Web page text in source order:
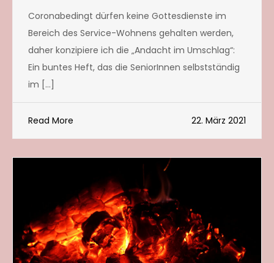
Coronabedingt dürfen keine Gottesdienste im
Bereich des Service-Wohnens gehalten werden,
daher konzipiere ich die „Andacht im Umschlag“:
Ein buntes Heft, das die SeniorInnen selbstständig
im […]
Read More 22. März 2021